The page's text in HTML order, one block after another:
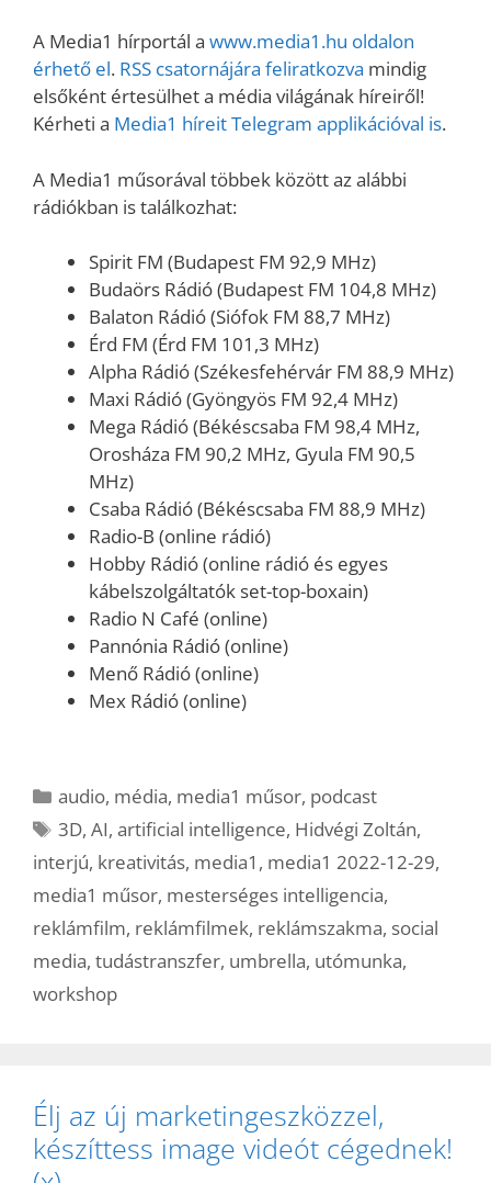
A Media1 hírportál a www.media1.hu oldalon
érhető el. RSS csatornájára feliratkozva mindig
elsőként értesülhet a média világának híreiről!
Kérheti a Media1 híreit Telegram applikációval is.
A Media1 műsorával többek között az alábbi
rádiókban is találkozhat:
Spirit FM (Budapest FM 92,9 MHz)
Budaörs Rádió (Budapest FM 104,8 MHz)
Balaton Rádió (Siófok FM 88,7 MHz)
Érd FM (Érd FM 101,3 MHz)
Alpha Rádió (Székesfehérvár FM 88,9 MHz)
Maxi Rádió (Gyöngyös FM 92,4 MHz)
Mega Rádió (Békéscsaba FM 98,4 MHz,
Orosháza FM 90,2 MHz, Gyula FM 90,5
MHz)
Csaba Rádió (Békéscsaba FM 88,9 MHz)
Radio-B (online rádió)
Hobby Rádió (online rádió és egyes
kábelszolgáltatók set-top-boxain)
Radio N Café (online)
Pannónia Rádió (online)
Menő Rádió (online)
Mex Rádió (online)
Kategória
audio, média, media1 műsor, podcast
Címkék
3D,AI,artificial intelligence, Hidvégi Zoltán,
interjú, kreativitás, media1 , media1 2022-12-29,
media1 műsor, mesterséges intelligencia,
reklámfilm, reklámfilmek, reklámszakma, social
media, tudástranszfer, umbrella, utómunka,
workshop
Élj az új marketingeszközzel,
készíttess image videót cégednek!